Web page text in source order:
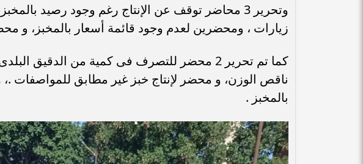
زيارات ، ومحضرين لعدم وجود قائمة أسعار بالمخبز، و
بالمخبز .